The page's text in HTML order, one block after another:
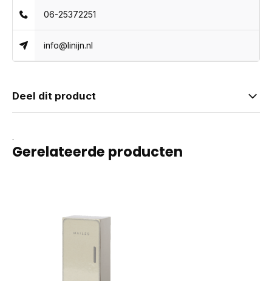
06-25372251
info@linijn.nl
Deel dit product
.
Gerelateerde producten